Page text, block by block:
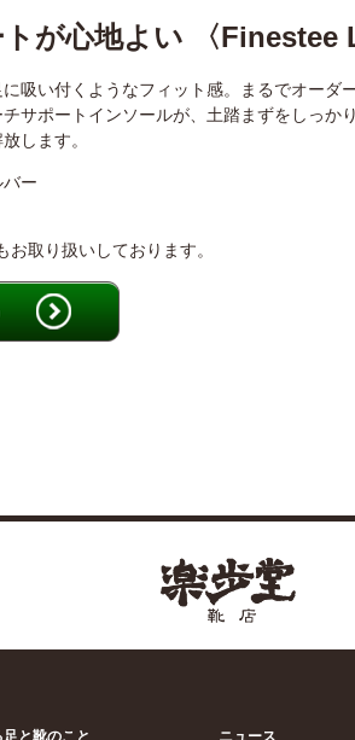
が心地よい 〈Finestee
吸い付くようなフィット感。まるでオーダ
サポートインソールが、土踏まずをしっか
します。
ー
取り扱いしております。
と靴のこと ニュース